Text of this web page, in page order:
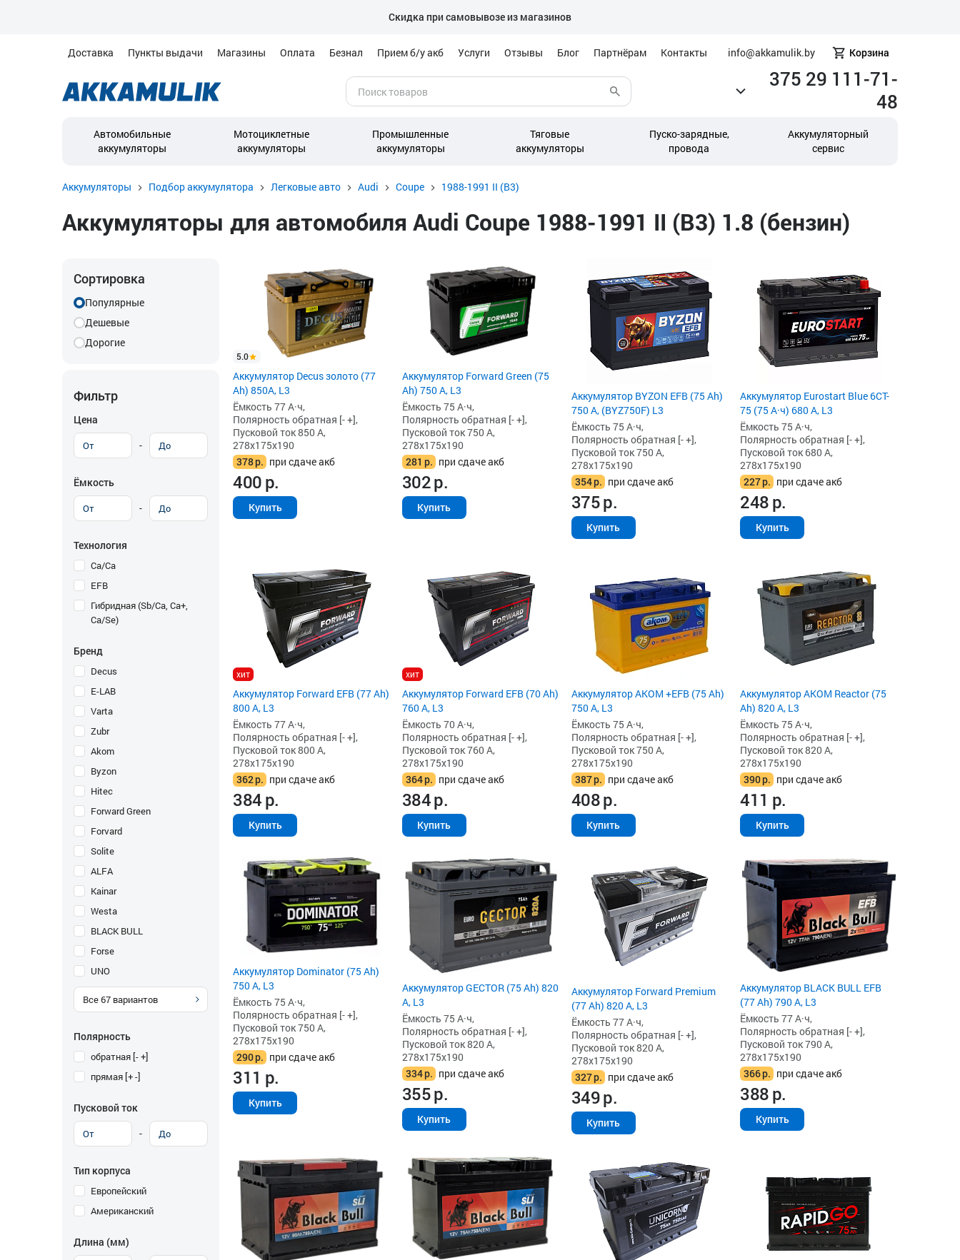
Скидка при самовывозе из магазинов
Доставка Пункты выдачи Магазины Оплата Безнал Прием б/у акб Услуги Отзывы Блог Партнёрам Контакты info@akkamulik.by Корзина
375 29 111-71-
48
Автомобильные
аккумуляторы
Мотоциклетные
аккумуляторы
Промышленные
аккумуляторы
Тяговые
аккумуляторы
Пуско-зарядные,
провода
Аккумуляторный
сервис
Аккумуляторы Подбор аккумулятора Легковые авто Audi Coupe 1988-1991 II (B3)
Аккумуляторы для автомобиля Audi Coupe 1988-1991 II (B3) 1.8 (бензин)
Сортировка
Популярные
Дешевые
Дорогие
Фильтр
Цена
-
Ёмкость
-
Технология
Ca/Ca
EFB
Гибридная (Sb/Ca, Ca+,
Ca/Se)
Бренд
Decus
E-LAB
Varta
Zubr
Akom
Byzon
Hitec
Forward Green
Forvard
Solite
ALFA
Kainar
Westa
BLACK BULL
Forse
UNO
Все67 вариантов
Полярность
обратная [- +]
прямая [+ -]
Пусковой ток
-
Тип корпуса
Европейский
Американский
Длина (мм)
5.0
Аккумулятор Decus золото (77
Ah) 850А, L3
Ёмкость 77 А·ч,
Полярность обратная [- +],
Пусковой ток 850 А,
278x175x190
378р. при сдаче акб
400р.
Купить
Аккумулятор Forward Green (75
Ah) 750 А, L3
Ёмкость 75 А·ч,
Полярность обратная [- +],
Пусковой ток 750 А,
278x175x190
281 р. при сдаче акб
302р.
Купить
Аккумулятор BYZON EFB (75 Ah)
750 А, (BYZ750F) L3
Ёмкость 75 А·ч,
Полярность обратная [- +],
Пусковой ток 750 А,
278x175x190
354р. при сдаче акб
375р.
Купить
Аккумулятор Eurostart Blue 6CT-
75 (75 А·ч) 680 А, L3
Ёмкость 75 А·ч,
Полярность обратная [- +],
Пусковой ток 680 А,
278x175x190
227р. при сдаче акб
248р.
Купить
хит
Аккумулятор Forward EFB (77 Ah)
800 А, L3
Ёмкость 77 А·ч,
Полярность обратная [- +],
Пусковой ток 800 А,
278x175x190
362р. при сдаче акб
384р.
Купить
хит
Аккумулятор Forward EFB (70 Ah)
760 А, L3
Ёмкость 70 А·ч,
Полярность обратная [- +],
Пусковой ток 760 А,
278x175x190
364р. при сдаче акб
384р.
Купить
Аккумулятор AKOM +EFB (75 Ah)
750 А, L3
Ёмкость 75 А·ч,
Полярность обратная [- +],
Пусковой ток 750 А,
278x175x190
387р. при сдаче акб
408р.
Купить
Аккумулятор AKOM Reactor (75
Ah) 820 А, L3
Ёмкость 75 А·ч,
Полярность обратная [- +],
Пусковой ток 820 А,
278x175x190
390р. при сдаче акб
411 р.
Купить
Аккумулятор Dominator (75 Ah)
750 А, L3
Ёмкость 75 А·ч,
Полярность обратная [- +],
Пусковой ток 750 А,
278x175x190
290р. при сдаче акб
311 р.
Купить
Аккумулятор GECTOR (75 Ah) 820
А, L3
Ёмкость 75 А·ч,
Полярность обратная [- +],
Пусковой ток 820 А,
278x175x190
334р. при сдаче акб
355р.
Купить
Аккумулятор Forward Premium
(77 Ah) 820 А, L3
Ёмкость 77 А·ч,
Полярность обратная [- +],
Пусковой ток 820 А,
278x175x190
327р. при сдаче акб
349р.
Купить
Аккумулятор BLACK BULL EFB
(77 Ah) 790 А, L3
Ёмкость 77 А·ч,
Полярность обратная [- +],
Пусковой ток 790 А,
278x175x190
366р. при сдаче акб
388р.
Купить